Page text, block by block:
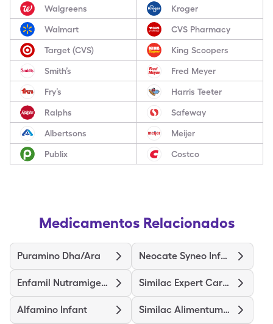
Walgreens Kroger
Walmart CVS Pharmacy
Target (CVS) King Scoopers
Smith’s Fred Meyer
Fry’s Harris Teeter
Ralphs Safeway
Albertsons Meijer
Publix Costco
Medicamentos Relacionados
Puramino Dha/Ara Neocate Syneo Infant
Enfamil Nutramigen Probiot Lgg Similac Expert Care Alimentum
Alfamino Infant Similac Alimentum-Iron